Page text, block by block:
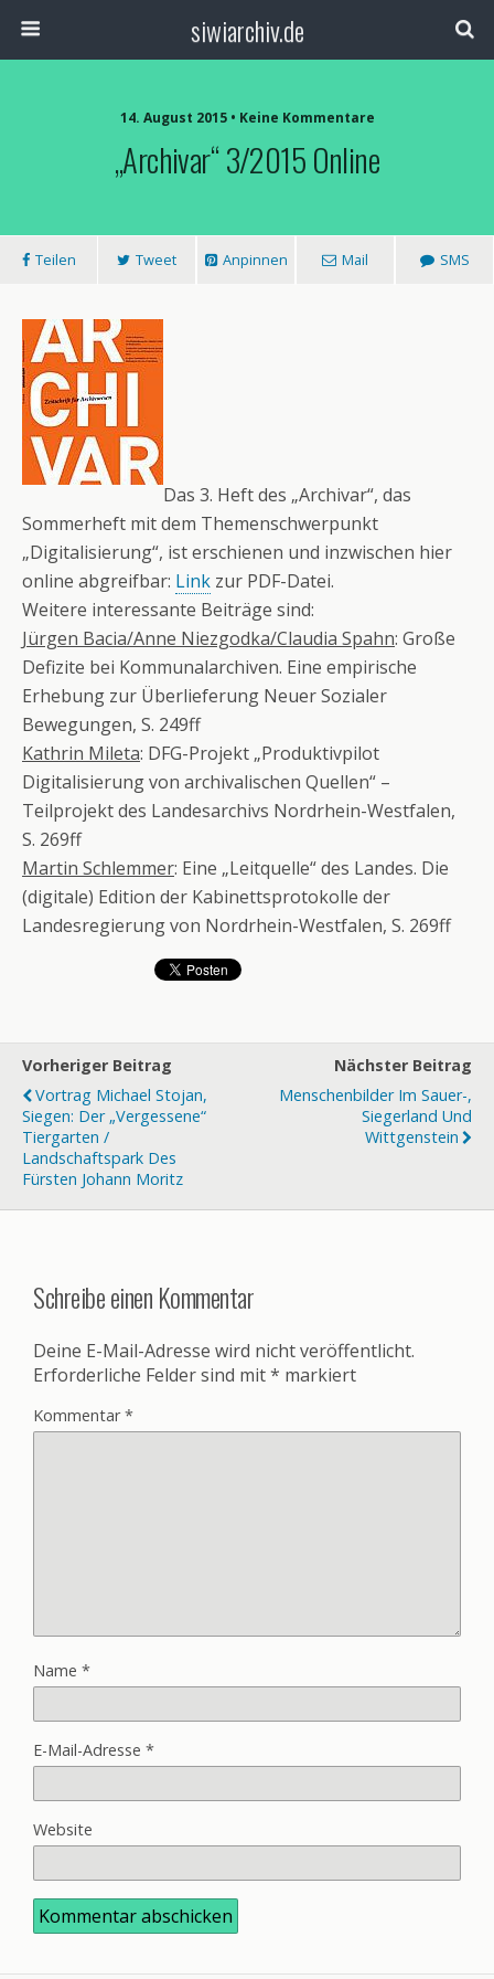
siwiarchiv.de
14. August 2015 • Keine Kommentare
„Archivar“ 3/2015 Online
Teilen Tweet Anpinnen Mail SMS
Das 3. Heft des „Archivar“, das
Sommerheft mit dem Themenschwerpunkt
„Digitalisierung“, ist erschienen und inzwischen hier
online abgreifbar: Link zur PDF-Datei.
Weitere interessante Beiträge sind:
Jürgen Bacia/Anne Niezgodka/Claudia Spahn: Große
Defizite bei Kommunalarchiven. Eine empirische
Erhebung zur Überlieferung Neuer Sozialer
Bewegungen, S. 249ff
Kathrin Mileta: DFG-Projekt „Produktivpilot
Digitalisierung von archivalischen Quellen“ –
Teilprojekt des Landesarchivs Nordrhein-Westfalen,
S. 269ff
Martin Schlemmer: Eine „Leitquelle“ des Landes. Die
(digitale) Edition der Kabinettsprotokolle der
Landesregierung von Nordrhein-Westfalen, S. 269ff
Vorheriger Beitrag
Vortrag Michael Stojan,
Siegen: Der „vergessene“
Tiergarten /
Landschaftspark Des
Fürsten Johann Moritz
Nächster Beitrag
Menschenbilder Im Sauer-,
Siegerland Und
Wittgenstein
Schreibe einen Kommentar
Deine E-Mail-Adresse wird nicht veröffentlicht.
Erforderliche Felder sind mit* markiert
Kommentar*
Name *
E-Mail-Adresse *
Website